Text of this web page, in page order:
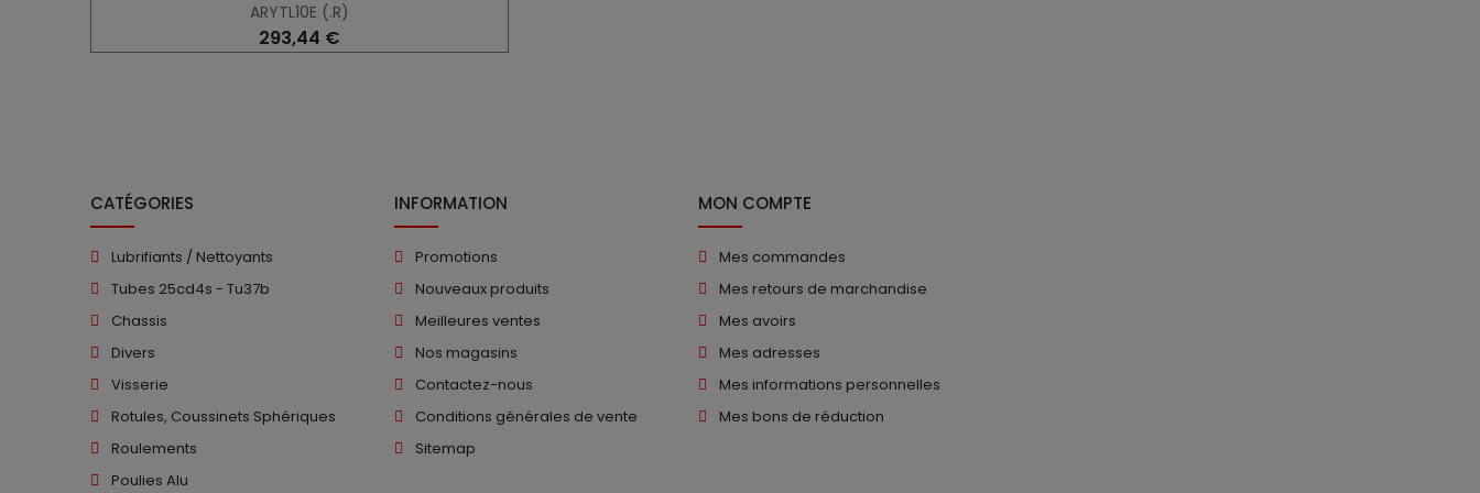
ARYTL10E (.R)
293,44 €
CATÉGORIES
Lubrifiants / Nettoyants
Tubes 25cd4s - Tu37b
Chassis
Divers
Visserie
Rotules, Coussinets Sphériques
Roulements
Poulies Alu
INFORMATION
Promotions
Nouveaux produits
Meilleures ventes
Nos magasins
Contactez-nous
Conditions générales de vente
Sitemap
MON COMPTE
Mes commandes
Mes retours de marchandise
Mes avoirs
Mes adresses
Mes informations personnelles
Mes bons de réduction